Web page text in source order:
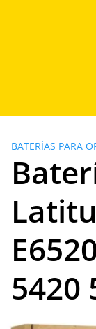
BATERÍAS PARA
5420